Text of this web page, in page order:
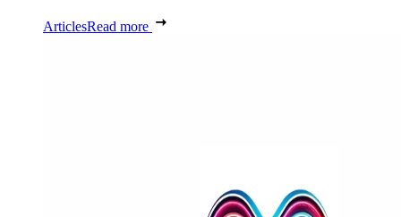
ArticlesRead more